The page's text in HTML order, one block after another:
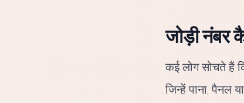
जोड़ी नंबर
कई लोग सोचते हैं
जिन्हें पाना,